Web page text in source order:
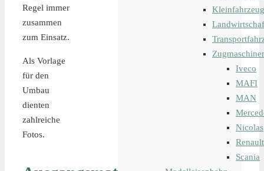
Regel immer
zusammen
zum Einsatz.
Als Vorlage
für den
Umbau
dienten
zahlreiche
Fotos.
Iveco
MAFI
MAN
Nicolas
Renault
Scania